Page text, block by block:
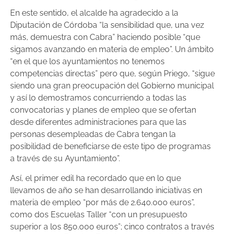
En este sentido, el alcalde ha agradecido a la
Diputación de Córdoba “la sensibilidad que, una vez
más, demuestra con Cabra” haciendo posible “que
sigamos avanzando en materia de empleo”. Un ámbito
“en el que los ayuntamientos no tenemos
competencias directas” pero que, según Priego, “sigue
siendo una gran preocupación del Gobierno municipal
y así lo demostramos concurriendo a todas las
convocatorias y planes de empleo que se ofertan
desde diferentes administraciones para que las
personas desempleadas de Cabra tengan la
posibilidad de beneficiarse de este tipo de programas
a través de su Ayuntamiento”.
Así, el primer edil ha recordado que en lo que
llevamos de año se han desarrollando iniciativas en
materia de empleo “por más de 2.640.000 euros”,
como dos Escuelas Taller “con un presupuesto
superior a los 850.000 euros”; cinco contratos a través